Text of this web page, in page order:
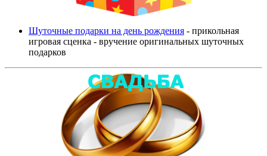
Шуточные подарки на день рождения - прикольная
игровая сценка - вручение оригинальных шуточных
подарков